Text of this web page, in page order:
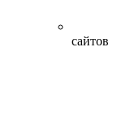
сайтов